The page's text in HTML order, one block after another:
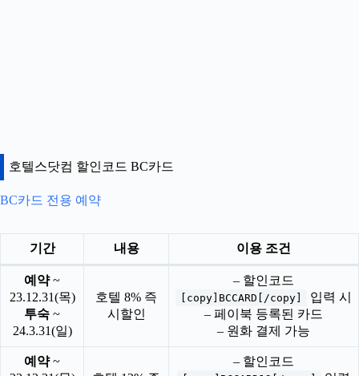
호텔스닷컴 할인코드 BC카드
BC카드 전용 예약
기간 내용 이용 조건
예약~
23.12.31(목)
투숙 ~
24.3.31(일)
호텔 8% 즉
시할인
– 할인코드
[copy]BCCARD[/copy]
입력 시
– 페이북 등록된 카드
– 원화 결제 가능
예약~
– 할인코드